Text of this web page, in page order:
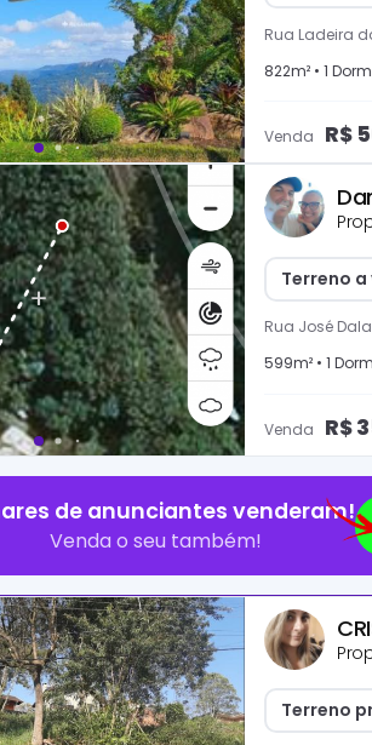
Rua Ladeira
822m² • 1
Venda R$
Terreno a
Rua José
599m² • 1
Venda R$
de anunciantes venderam!
Venda o seu também!
Terreno